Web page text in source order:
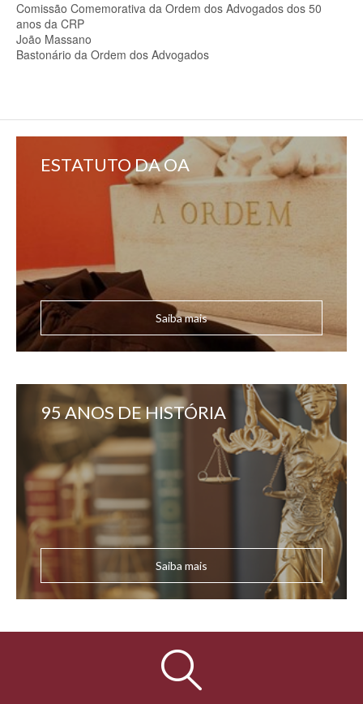
Comissão Comemorativa da Ordem dos Advogados dos 50
anos da CRP
João Massano
Bastonário da Ordem dos Advogados
ESTATUTO DA OA
Saiba mais
95 ANOS DE HISTÓRIA
Saiba mais